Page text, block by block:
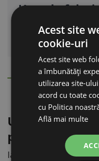
Ușor de
Se udă cu apă, ca o
obișnuită.
Un supliment
pisicile de
Iarba pentru pisici
Acest site
cookie-uri
Acest site web
a îmbunătăți
utilizarea site-
acord cu toate
cu Politica
Află mai multe